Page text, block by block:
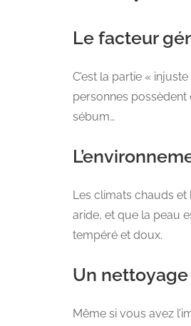
Le facteur
C’est la partie «
personnes
sébum…
Les climats chauds
aride, et que la peau
tempéré et doux.
Un
Même si vous avez